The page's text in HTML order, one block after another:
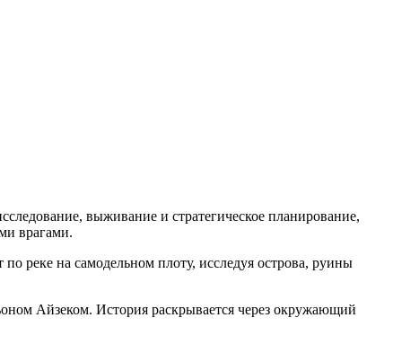
выживание и стратегическое планирование,
врагами.
реке на самодельном плоту, исследуя острова, руины
Айзеком. История раскрывается через окружающий